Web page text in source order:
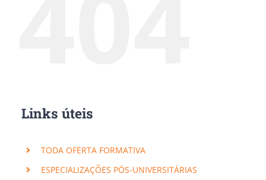
Links úteis
TODA OFERTA FORMATIVA
ESPECIALIZAÇÕES PÓS-UNIVERSITÁRIAS